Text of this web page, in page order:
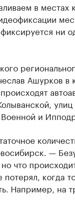
в
ни
Ашурков в
и
—
что
потерял, когда
Например, на